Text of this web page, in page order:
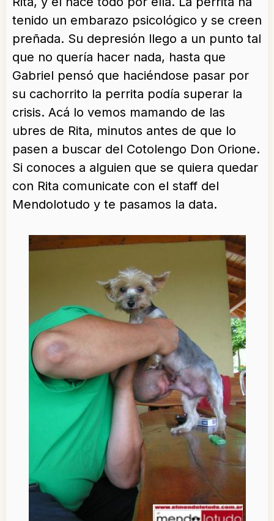
tenido un embarazo psicológico y se creen
preñada. Su depresión llego a un punto tal
que no quería hacer nada, hasta que
Gabriel pensó que haciéndose pasar por
su cachorrito la perrita podía superar la
crisis. Acá lo vemos mamando de las
ubres de Rita, minutos antes de que lo
pasen a buscar del Cotolengo Don Orione.
Si conoces a alguien que se quiera quedar
con Rita comunicate con el staff del
Mendolotudo y te pasamos la data.